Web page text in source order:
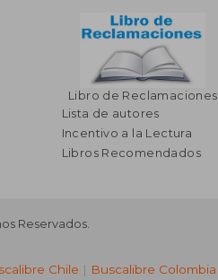
Libro de Reclamaciones
Lista de autores
Incentivo a la Lectura
Libros Recomendados
Reservados.
Chile | Buscalibre Colombia